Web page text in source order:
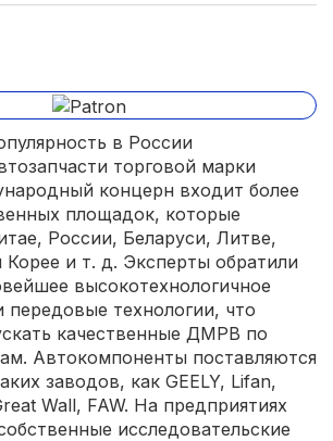
в России
торговой марки
концерн входит более
площадок, которые
России, Беларуси, Литве,
и т. д. Эксперты обратили
высокотехнологичное
передовые технологии, что
качественные ДМРВ по
Автокомпоненты поставляются
заводов, как GEELY, Lifan,
Wall, FAW. На предприятиях
исследовательские